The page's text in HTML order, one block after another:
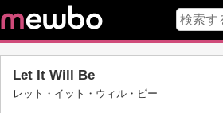
Let It Will Be
レット・イット・ウィル・ビー